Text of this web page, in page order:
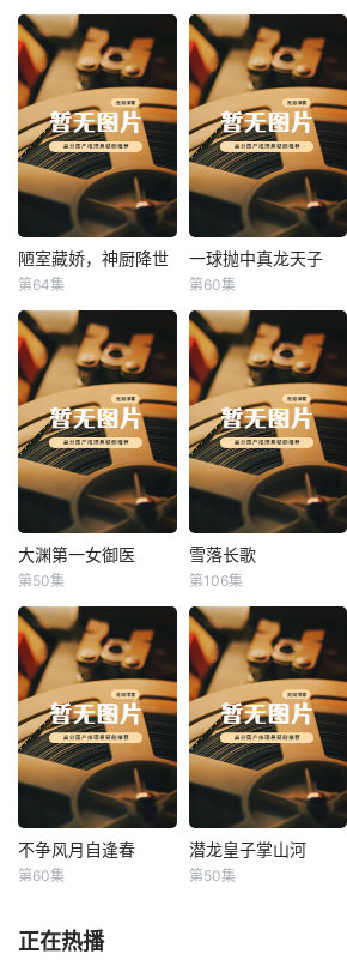
陋室藏娇，神厨降世
陋室藏娇，神厨降世
第64集
一球抛中真龙天子
一球抛中真龙天子
第60集
大渊第一女御医
大渊第一女御医
第50集
雪落长歌
雪落长歌
第106集
不争风月自逢春
不争风月自逢春
第60集
潜龙皇子掌山河
潜龙皇子掌山河
第50集
正在热播